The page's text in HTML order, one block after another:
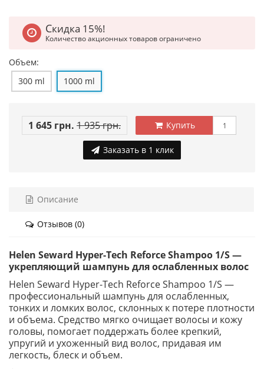
Скидка 15%!
Количество акционных товаров ограничено
Объем:
300 ml
1000 ml
1 645 грн. 1 935 грн. Купить
Заказать в 1 клик
Описание
Отзывов (0)
Helen Seward Hyper-Tech Reforce Shampoo 1/S —
укрепляющий шампунь для ослабленных волос
Helen Seward Hyper-Tech Reforce Shampoo 1/S —
профессиональный шампунь для ослабленных,
тонких и ломких волос, склонных к потере плотности
и объема. Средство мягко очищает волосы и кожу
головы, помогает поддержать более крепкий,
упругий и ухоженный вид волос, придавая им
легкость, блеск и объем.